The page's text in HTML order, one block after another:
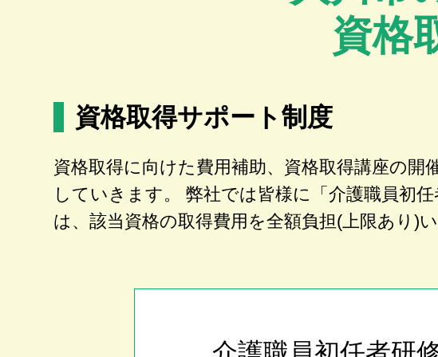
資格
資格取得サポート制度
資格取得に向けた費用補助、資格取得講座の
していきます。 弊社では皆様に「介護職員初
は、該当資格の取得費用を全額負担(上限あり)い